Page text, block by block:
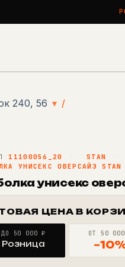
240, 56 ▾ /
11100056_20 · STAN
·
УНИСЕКС ОВЕРСАЙЗ
унисекс
ЦЕНА В
ДО 50 000 ₽
Розница
ОТ 50